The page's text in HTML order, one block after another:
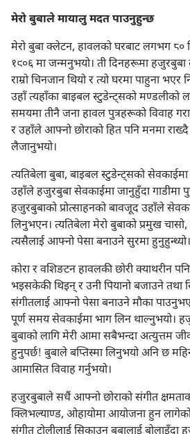
मेरो बुबाले मायालु मदत पाउनुहुन्छ
मेरो बुबा क्लेटन, हावलको घरबाट लगभग ८०
१९०६ मा जन्मनुभयो। ती दिनहरूमा हजुरबुबा
राम्रो चिनजान थियो र त्यो घरमा पाहुना
उहाँ त्यहाँका बाइबल स्टुडेन्ट्‌सको मण्डलीको
समयमा तीनै जना हावल पुत्रहरूको विवाह
र उहाँले आफ्नो छोराको हित पनि मनमा
लैजानुभयो।
त्यतिबेला बुबा, बाइबल स्टुडेन्ट्‌सको सेवकाईमा
उहाँले हजुरबुबा सेवकाईमा जानुहुँदा गाडीमा
हजुरबुबाको प्रोत्साहनको बावजूद उहाँले
लिनुभएन। त्यतिबेला मेरो बुबाको प्रमुख चासो,
त्यसैलाई आफ्नो पेसा बनाउने सुरमा हुनुहुन्थ्यो।
कोरा र वशिङटन हावलकी छोरी क्याथरीन
भइसकेकी थिइन्‌ र उनी पियानो बजाउने तथा
संगीतलाई आफ्नो पेसा बनाउने मौका
पूर्ण समयसेवकाईमा भाग लिन थाल्नुभयो।
बुबाको लागि मेरी आमा सबैभन्दा अत्युत्तम
हुनुपर्छ! बुबाले बप्तिस्मा लिनुभयो अनि छ
आमासित विवाह गर्नुभयो।
हजुरबुबाले सधैं आफ्नो छोराको संगीत क्षमताको
क्लिभल्याण्ड, ओहायोमा आयोजना हुन